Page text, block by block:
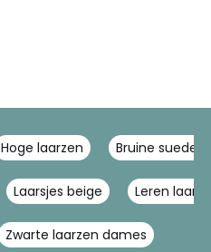
Hoge laarzen Bruine suede
Laarsjes beige Leren
Zwarte laarzen dames